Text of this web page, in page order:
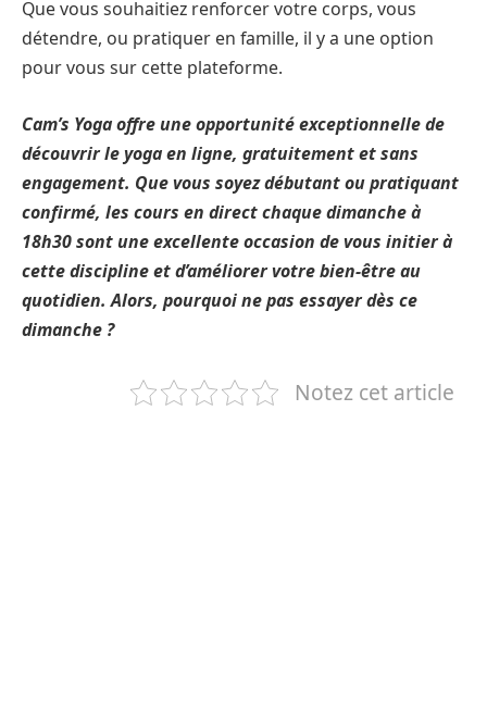
Que vous souhaitiez renforcer votre corps, vous
détendre, ou pratiquer en famille, il y a une option
pour vous sur cette plateforme.
Cam’s Yoga offre une opportunité exceptionnelle de
découvrir le yoga en ligne, gratuitement et sans
engagement. Que vous soyez débutant ou pratiquant
confirmé, les cours en direct chaque dimanche à
18h30 sont une excellente occasion de vous initier à
cette discipline et d’améliorer votre bien-être au
quotidien. Alors, pourquoi ne pas essayer dès ce
dimanche ?
Notez cet article